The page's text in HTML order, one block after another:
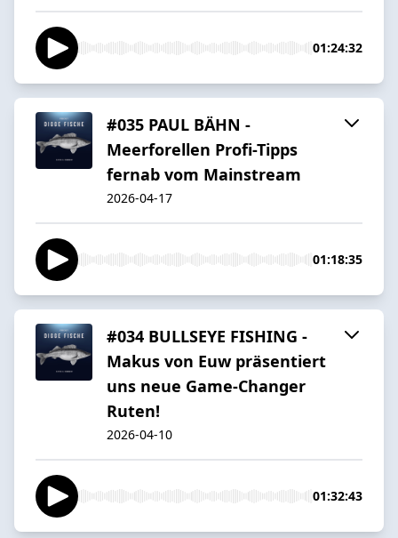
01:24:32
#035 PAUL BÄHN -
Meerforellen Profi-Tipps
fernab vom Mainstream
2026-04-17
01:18:35
#034 BULLSEYE FISHING -
Makus von Euw präsentiert
uns neue Game-Changer
Ruten!
2026-04-10
01:32:43